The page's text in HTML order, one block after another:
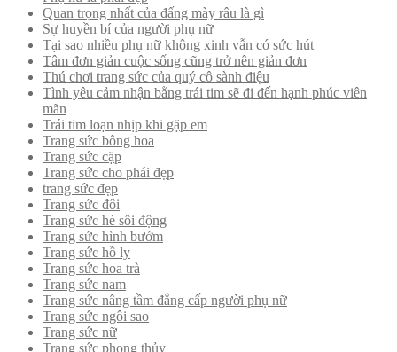
Quan trọng nhất của đấng mày râu là gì
Sự huyền bí của người phụ nữ
Tại sao nhiều phụ nữ không xinh vẫn có sức hút
Tâm đơn giản cuộc sống cũng trở nên giản đơn
Thú chơi trang sức của quý cô sành điệu
Tình yêu cảm nhận bằng trái tim sẽ đi đến hạnh phúc viên
mãn
Trái tim loạn nhịp khi gặp em
Trang sức bông hoa
Trang sức cặp
Trang sức cho phái đẹp
trang sức đẹp
Trang sức đôi
Trang sức hè sôi động
Trang sức hình bướm
Trang sức hồ ly
Trang sức hoa trà
Trang sức nam
Trang sức nâng tầm đẳng cấp người phụ nữ
Trang sức ngôi sao
Trang sức nữ
Trang sức phong thủy